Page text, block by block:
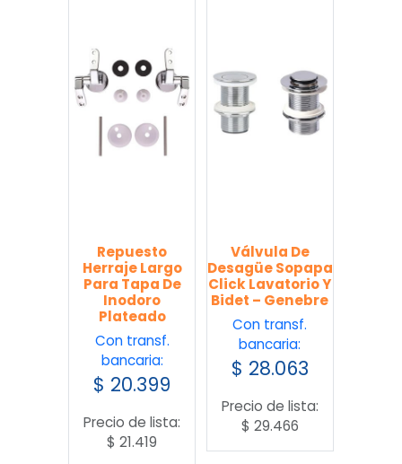
Repuesto
Herraje Largo
Para Tapa De
Inodoro
Plateado
Con transf.
bancaria:
$ 20.399
Precio de lista:
$ 21.419
Válvula De
Desagüe Sopapa
Click Lavatorio Y
Bidet – Genebre
Con transf.
bancaria:
$ 28.063
Precio de lista:
$ 29.466